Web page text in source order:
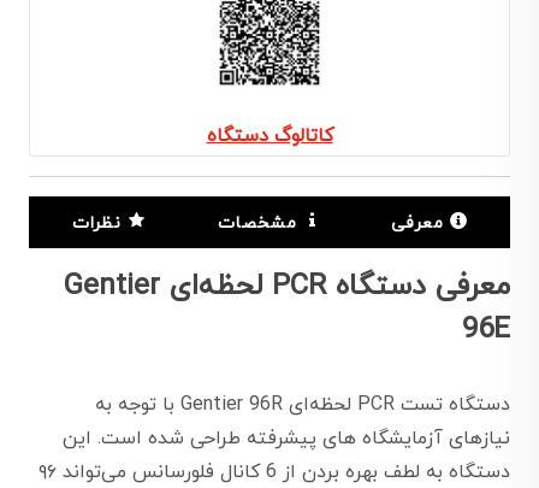
کاتالوگ دستگاه
معرفی مشخصات نظرات
معرفی دستگاه PCR لحظه‌ای Gentier
96E
دستگاه تست PCR لحظه‌ای Gentier 96R با توجه به
نیازهای آزمایشگاه های پیشرفته طراحی شده است. این
دستگاه به لطف بهره بردن از 6 کانال فلورسانس می‌تواند ۹۶